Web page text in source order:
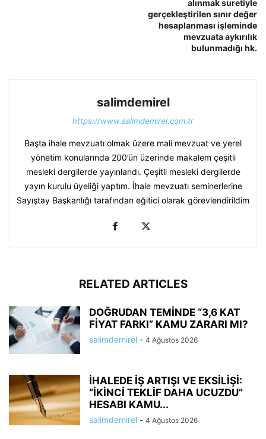
alınmak suretiyle
gerçekleştirilen sınır değer
hesaplanması işleminde
mevzuata aykırılık
bulunmadığı hk.
salimdemirel
https://www.salimdemirel.com.tr
Başta ihale mevzuatı olmak üzere mali mevzuat ve yerel
yönetim konularında 200’ün üzerinde makalem çeşitli
mesleki dergilerde yayınlandı. Çeşitli mesleki dergilerde
yayın kurulu üyeliği yaptım. İhale mevzuatı seminerlerine
Sayıştay Başkanlığı tarafından eğitici olarak görevlendirildim
RELATED ARTICLES
DOĞRUDAN TEMİNDE “3,6 KAT
FİYAT FARKI” KAMU ZARARI MI?
salimdemirel - 4 Ağustos 2026
İHALEDE İŞ ARTIŞI VE EKSİLİŞİ:
“İKİNCİ TEKLİF DAHA UCUZDU”
HESABI KAMU...
salimdemirel - 4 Ağustos 2026